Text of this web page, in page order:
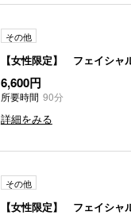
その他
【女性限定】 フェイシャ
6,600円
所要時間 90分
詳細をみる
その他
【女性限定】 フェイシャ